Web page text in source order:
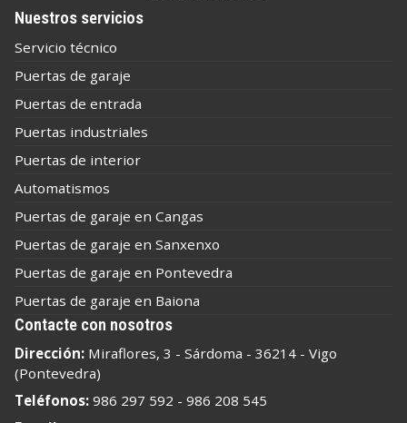
Nuestros servicios
Servicio técnico
Puertas de garaje
Puertas de entrada
Puertas industriales
Puertas de interior
Automatismos
Puertas de garaje en Cangas
Puertas de garaje en Sanxenxo
Puertas de garaje en Pontevedra
Puertas de garaje en Baiona
Contacte con nosotros
Dirección: Miraflores, 3 - Sárdoma - 36214 - Vigo
(Pontevedra)
Teléfonos: 986 297 592 - 986 208 545